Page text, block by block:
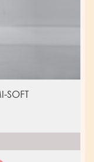
SOFT